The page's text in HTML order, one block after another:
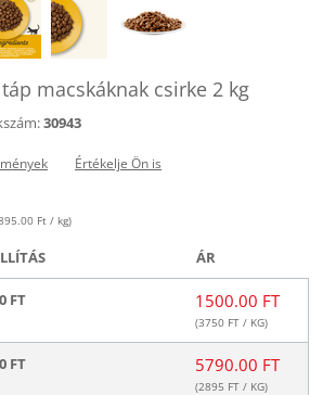
táp macskáknak csirke 2 kg
30943
Értékelje Ön is
Ft / kg)
ÁR
FT 1500.00 FT
(3750 FT / KG)
FT 5790.00 FT
(2895 FT / KG)